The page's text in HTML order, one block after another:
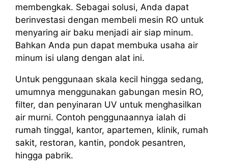
membengkak. Sebagai solusi, Anda dapat
berinvestasi dengan membeli mesin RO untuk
menyaring air baku menjadi air siap minum.
Bahkan Anda pun dapat membuka usaha air
minum isi ulang dengan alat ini.
Untuk penggunaan skala kecil hingga sedang,
umumnya menggunakan gabungan mesin RO,
filter, dan penyinaran UV untuk menghasilkan
air murni. Contoh penggunaannya ialah di
rumah tinggal, kantor, apartemen, klinik, rumah
sakit, restoran, kantin, pondok pesantren,
hingga pabrik.